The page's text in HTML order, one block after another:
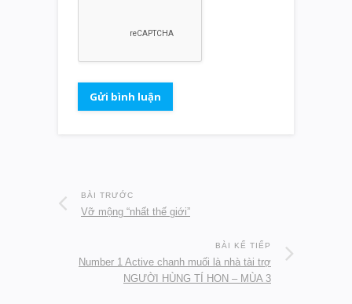
BÀI TRƯỚC
Vỡ mộng “nhất thế giới”
BÀI KẾ TIẾP
Number 1 Active chanh muối là nhà tài trợ
NGƯỜI HÙNG TÍ HON – MÙA 3